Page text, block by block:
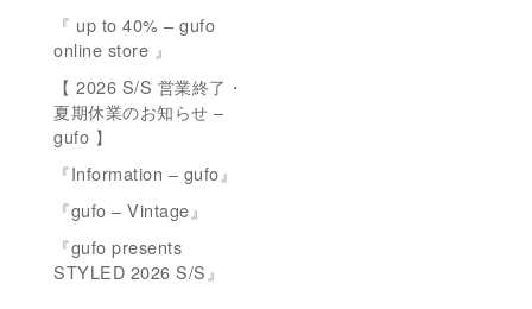
『 up to 40% – gufo
online store 』
【 2026 S/S 営業終了・
夏期休業のお知らせ –
gufo 】
『Information – gufo』
『gufo – Vintage』
『gufo presents
STYLED 2026 S/S』